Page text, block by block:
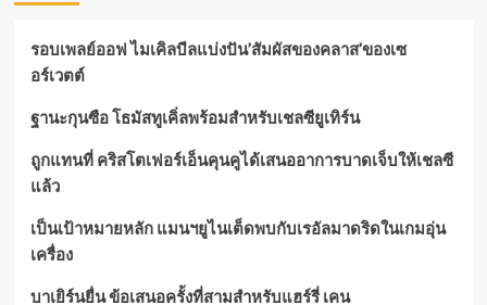
รอบเพลย์ออฟ ไมเคิลบีลแบ่งปัน’สัมผัสของคลาส’ของเซ
อร์เวตต์
ฐานะกุนซือ โธมัสทูเคิ่ลพร้อมสำหรับเชลซียูเทิร์น
ถูกแทนที่ คริสโตเฟอร์เอ็นคุนคูได้เสนออาการบาดเจ็บให้เชลซี
แล้ว
เป็นเป้าหมายหลัก แมนฯยูไนเต็ดพบกับเรอัลมาดริดในเกมอุ่น
เครื่อง
บาเยิร์นยื่น ข้อเสนอครั้งที่สามสำหรับแฮร์รี่ เคน